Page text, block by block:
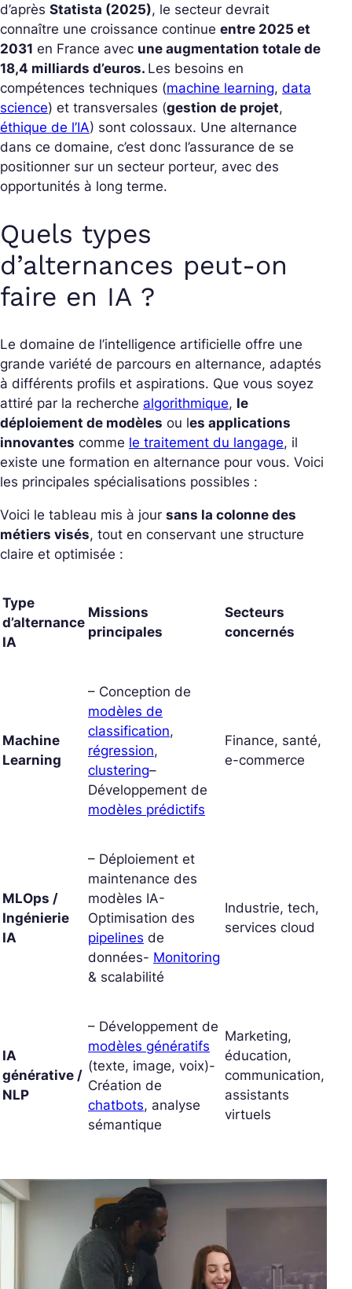
d’après Statista (2025), le secteur devrait
connaître une croissance continue entre 2025 et
2031 en France avec une augmentation totale de
18,4 milliards d’euros. Les besoins en
compétences techniques (machine learning, data
science) et transversales (gestion de projet,
éthique de l’IA) sont colossaux. Une alternance
dans ce domaine, c’est donc l’assurance de se
positionner sur un secteur porteur, avec des
opportunités à long terme.
Quels types
d’alternances peut-on
faire en IA ?
Le domaine de l’intelligence artificielle offre une
grande variété de parcours en alternance, adaptés
à différents profils et aspirations. Que vous soyez
attiré par la recherche algorithmique, le
déploiement de modèles ou les applications
innovantes comme le traitement du langage, il
existe une formation en alternance pour vous. Voici
les principales spécialisations possibles :
Voici le tableau mis à jour sans la colonne des
métiers visés, tout en conservant une structure
claire et optimisée :
Type
d’alternance
IA
Missions
principales
Secteurs
concernés
Machine
Learning
– Conception de
modèles de
classification,
régression,
clustering–
Développement de
modèles prédictifs
Finance, santé,
e-commerce
MLOps /
Ingénierie
IA
– Déploiement et
maintenance des
modèles IA-
Optimisation des
pipelines de
données- Monitoring
& scalabilité
Industrie, tech,
services cloud
IA
générative /
NLP
– Développement de
modèles génératifs
(texte, image, voix)-
Création de
chatbots, analyse
sémantique
Marketing,
éducation,
communication,
assistants
virtuels